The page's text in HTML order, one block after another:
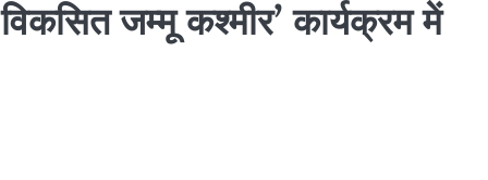
जम्मू कश्मीर’ कार्यक्रम में